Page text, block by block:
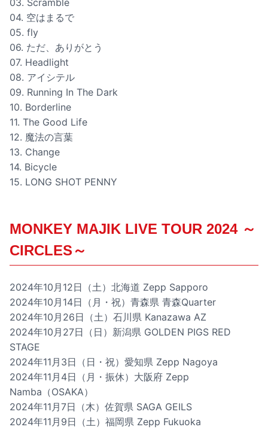
03. Scramble
04. 空はまるで
05. fly
06. ただ、ありがとう
07. Headlight
08. アイシテル
09. Running In The Dark
10. Borderline
11. The Good Life
12. 魔法の言葉
13. Change
14. Bicycle
15. LONG SHOT PENNY
MONKEY MAJIK LIVE TOUR 2024 ～
CIRCLES～
2024年10月12日（土）北海道 Zepp Sapporo
2024年10月14日（月・祝）青森県 青森Quarter
2024年10月26日（土）石川県 Kanazawa AZ
2024年10月27日（日）新潟県 GOLDEN PIGS RED
STAGE
2024年11月3日（日・祝）愛知県 Zepp Nagoya
2024年11月4日（月・振休）大阪府 Zepp
Namba（OSAKA）
2024年11月7日（木）佐賀県 SAGA GEILS
2024年11月9日（土）福岡県 Zepp Fukuoka